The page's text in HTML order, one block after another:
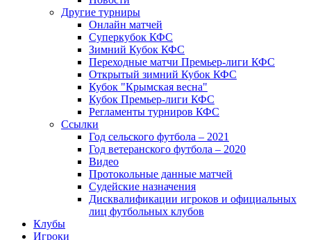
Другие турниры
Онлайн матчей
Суперкубок КФС
Зимний Кубок КФС
Переходные матчи Премьер-лиги КФС
Открытый зимний Кубок КФС
Кубок "Крымская весна"
Кубок Премьер-лиги КФС
Регламенты турниров КФС
Ссылки
Год сельского футбола – 2021
Год ветеранского футбола – 2020
Видео
Протокольные данные матчей
Судейские назначения
Дисквалификации игроков и официальных
лиц футбольных клубов
Клубы
Игроки